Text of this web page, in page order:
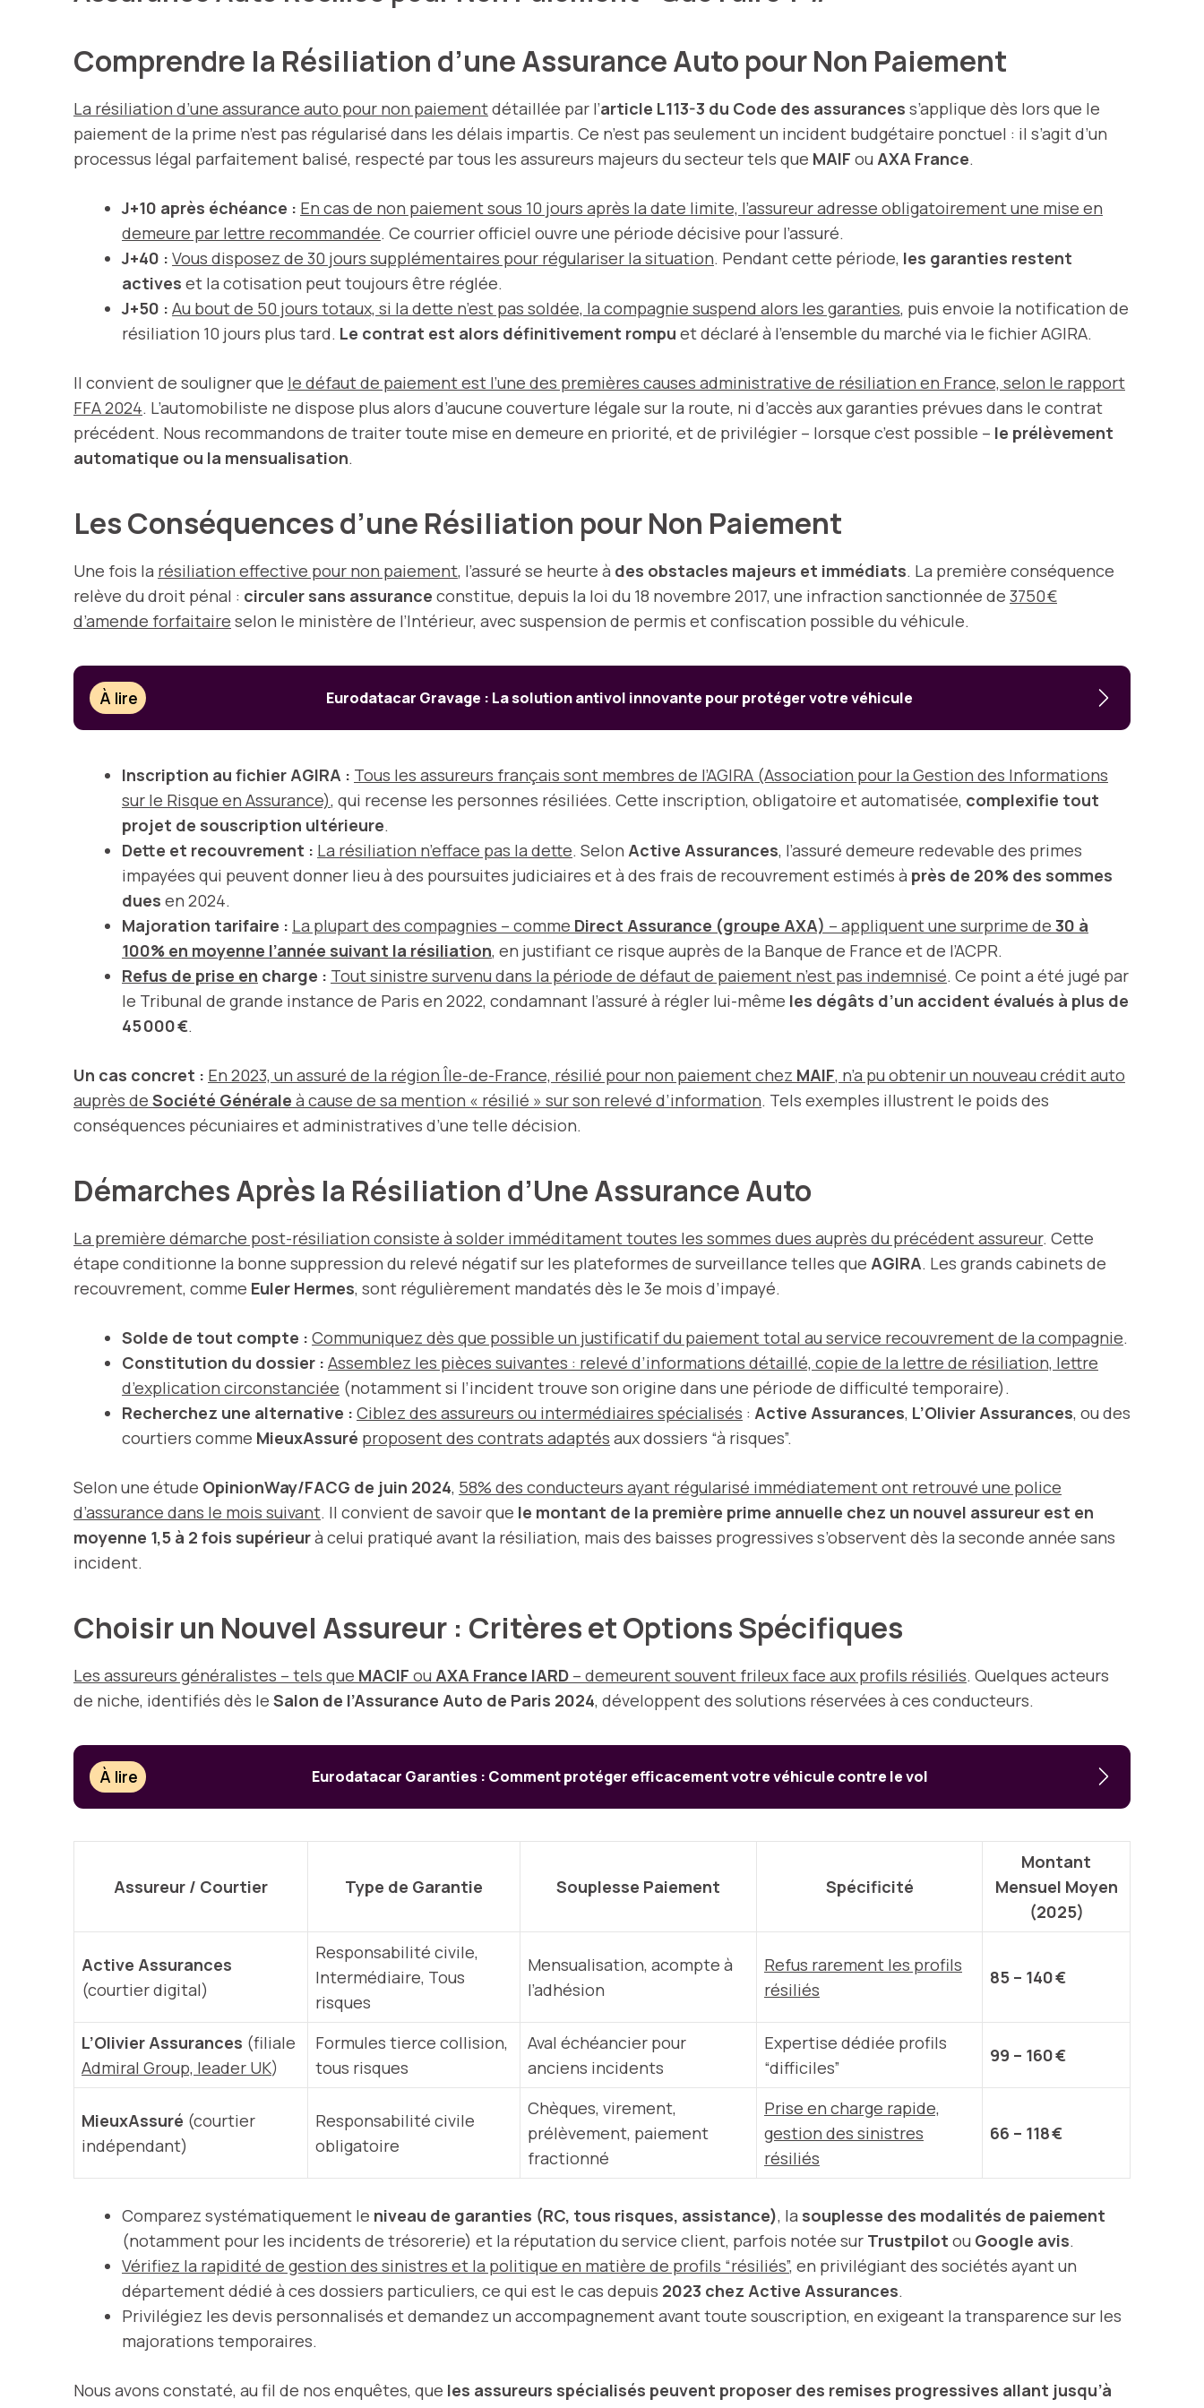
Comprendre la Résiliation d’une Assurance Auto pour Non Paiement
La résiliation d’une assurance auto pour non paiementdétaillée par l’article L113-3 du Code des assurances s’applique dès lors que le
paiement de la prime n’est pas régularisé dans les délais impartis. Ce n’est pas seulement un incident budgétaire ponctuel : il s’agit d’un
processus légal parfaitement balisé, respecté par tous les assureurs majeurs du secteur tels que MAIF ou AXA France.
J+10 après échéance : En cas de non paiementsous 10 jours après la date limite, l’assureur adresse obligatoirement une mise en
demeure par lettre recommandée. Ce courrier officiel ouvre une période décisive pour l’assuré.
J+40 : Vous disposez de 30 jours supplémentaires pour régulariser la situation. Pendant cette période, les garanties restent
actives et la cotisation peut toujours être réglée.
J+50 : Au bout de 50 jours totaux, si la dette n’est pas soldée, la compagnie suspend alors les garanties, puis envoie la notification de
résiliation 10 jours plus tard. Le contrat est alors définitivement rompu et déclaré à l’ensemble du marché via le fichier AGIRA.
Il convient de souligner que le défaut de paiement est l’une des premières causes administrative de résiliation en France, selon le rapport
FFA 2024. L’automobiliste ne dispose plus alors d’aucune couverture légale sur la route, ni d’accès aux garanties prévues dans le contrat
précédent. Nous recommandons de traiter toute mise en demeure en priorité, et de privilégier – lorsque c’est possible – le prélèvement
automatique ou la mensualisation.
Les Conséquences d’une Résiliation pour Non Paiement
Une fois la résiliation effective pour non paiement, l’assuré se heurte à des obstacles majeurs et immédiats. La première conséquence
relève du droit pénal : circuler sans assurance constitue, depuis la loi du 18 novembre 2017, une infraction sanctionnée de 3750 €
d’amende forfaitaire selon le ministère de l’Intérieur, avec suspension de permis et confiscation possible du véhicule.
À lire Eurodatacar Gravage : La solution antivol innovante pour protéger votre véhicule
Inscription au fichier AGIRA : Tous les assureurs français sont membres de l’AGIRA (Association pour la Gestion des Informations
sur le Risque en Assurance), qui recense les personnes résiliées. Cette inscription, obligatoire et automatisée, complexifie tout
projet de souscription ultérieure.
Dette et recouvrement : La résiliation n’efface pas la dette. Selon Active Assurances, l’assuré demeure redevable des primes
impayées qui peuvent donner lieu à des poursuites judiciaires et à des frais de recouvrement estimés à près de 20% des sommes
dues en 2024.
Majoration tarifaire : La plupart des compagnies – comme Direct Assurance (groupe AXA) – appliquent une surprime de 30 à
100% en moyenne l’année suivant la résiliation, en justifiant ce risque auprès de la Banque de France et de l’ACPR.
Refus de prise en charge : Tout sinistre survenu dans la période de défaut de paiement n’est pas indemnisé. Ce point a été jugé par
le Tribunal de grande instance de Paris en 2022, condamnant l’assuré à régler lui-même les dégâts d’un accident évalués à plus de
45 000 €.
Un cas concret : En 2023, un assuré de la région Île-de-France, résilié pour non paiement chez MAIF, n’a pu obtenir un nouveau crédit auto
auprès de Société Générale à cause de sa mention « résilié » sur son relevé d’information. Tels exemples illustrent le poids des
conséquences pécuniaires et administratives d’une telle décision.
Démarches Après la Résiliation d’Une Assurance Auto
La première démarche post-résiliation consiste à solder imméditament toutes les sommes dues auprès du précédent assureur. Cette
étape conditionne la bonne suppression du relevé négatif sur les plateformes de surveillance telles que AGIRA. Les grands cabinets de
recouvrement, comme Euler Hermes, sont régulièrement mandatés dès le 3e mois d’impayé.
Solde de tout compte : Communiquez dès que possible un justificatif du paiement total au service recouvrement de la compagnie.
Constitution du dossier : Assemblez les pièces suivantes : relevé d’informations détaillé, copie de la lettre de résiliation, lettre
d’explication circonstanciée (notamment si l’incident trouve son origine dans une période de difficulté temporaire).
Recherchez une alternative : Ciblez des assureurs ou intermédiaires spécialisés : Active Assurances, L’Olivier Assurances, ou des
courtiers comme MieuxAssuré proposent des contrats adaptés aux dossiers “à risques”.
Selon une étude OpinionWay/FACG de juin 2024, 58% des conducteurs ayant régularisé immédiatement ont retrouvé une police
d’assurance dans le mois suivant. Il convient de savoir que le montant de la première prime annuelle chez un nouvel assureur est en
moyenne 1,5 à 2 fois supérieurà celui pratiqué avant la résiliation, mais des baisses progressives s’observent dès la seconde année sans
incident.
Choisir un Nouvel Assureur : Critères et Options Spécifiques
Les assureurs généralistes – tels que MACIF ou AXA France IARD – demeurent souvent frileux face aux profils résiliés. Quelques acteurs
de niche, identifiés dès le Salon de l’Assurance Auto de Paris 2024, développent des solutions réservées à ces conducteurs.
À lire Eurodatacar Garanties : Comment protéger efficacement votre véhicule contre le vol
Assureur / Courtier Type de Garantie Souplesse Paiement Spécificité
Montant
Mensuel Moyen
(2025)
Active Assurances
(courtier digital)
Responsabilité civile,
Intermédiaire, Tous
risques
Mensualisation, acompte à
l’adhésion
Refus rarement les profils
résiliés
85 – 140 €
L’Olivier Assurances (filiale
Admiral Group, leader UK)
Formules tierce collision,
tous risques
Aval échéancier pour
anciens incidents
Expertise dédiée profils
“difficiles”
99 – 160 €
MieuxAssuré (courtier
indépendant)
Responsabilité civile
obligatoire
Chèques, virement,
prélèvement, paiement
fractionné
Prise en charge rapide,
gestion des sinistres
résiliés
66 – 118 €
Comparez systématiquement le niveau de garanties (RC, tous risques, assistance), la souplesse des modalités de paiement
(notamment pour les incidents de trésorerie) et la réputation du service client, parfois notée sur Trustpilot ou Google avis.
Vérifiez la rapidité de gestion des sinistres et la politique en matière de profils “résiliés”, en privilégiant des sociétés ayant un
département dédié à ces dossiers particuliers, ce qui est le cas depuis 2023 chez Active Assurances.
Privilégiez les devis personnalisés et demandez un accompagnement avant toute souscription, en exigeant la transparence sur les
majorations temporaires.
Nous avons constaté, au fil de nos enquêtes, que les assureurs spécialisés peuvent proposer des remises progressives allant jusqu’à